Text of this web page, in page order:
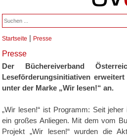
Sie sind hier
Startseite | Presse
Presse
Der Büchereiverband
Leseförderungsinitiativen
unter der Marke „Wir lesen!“ an.
„Wir lesen!“ ist Programm: Seit
ein großes Anliegen. Mit dem vom
Projekt „Wir lesen!“ wurden die